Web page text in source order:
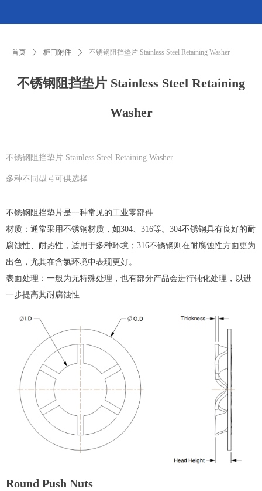
首页 ꄲ 柜门附件 ꄲ 不锈钢阻挡垫片 Stainless Steel Retaining Washer
不锈钢阻挡垫片 Stainless Steel Retaining
Washer
不锈钢阻挡垫片 Stainless Steel Retaining Washer
多种不同型号可供选择
不锈钢阻挡垫片是一种常见的工业零部件
材质：通常采用不锈钢材质，如304、316等。304不锈钢具有良好的耐
腐蚀性、耐热性，适用于多种环境；316不锈钢则在耐腐蚀性方面更为
出色，尤其在含氯环境中表现更好。
表面处理：一般为无特殊处理，也有部分产品会进行钝化处理，以进
一步提高其耐腐蚀性
Round Push Nuts